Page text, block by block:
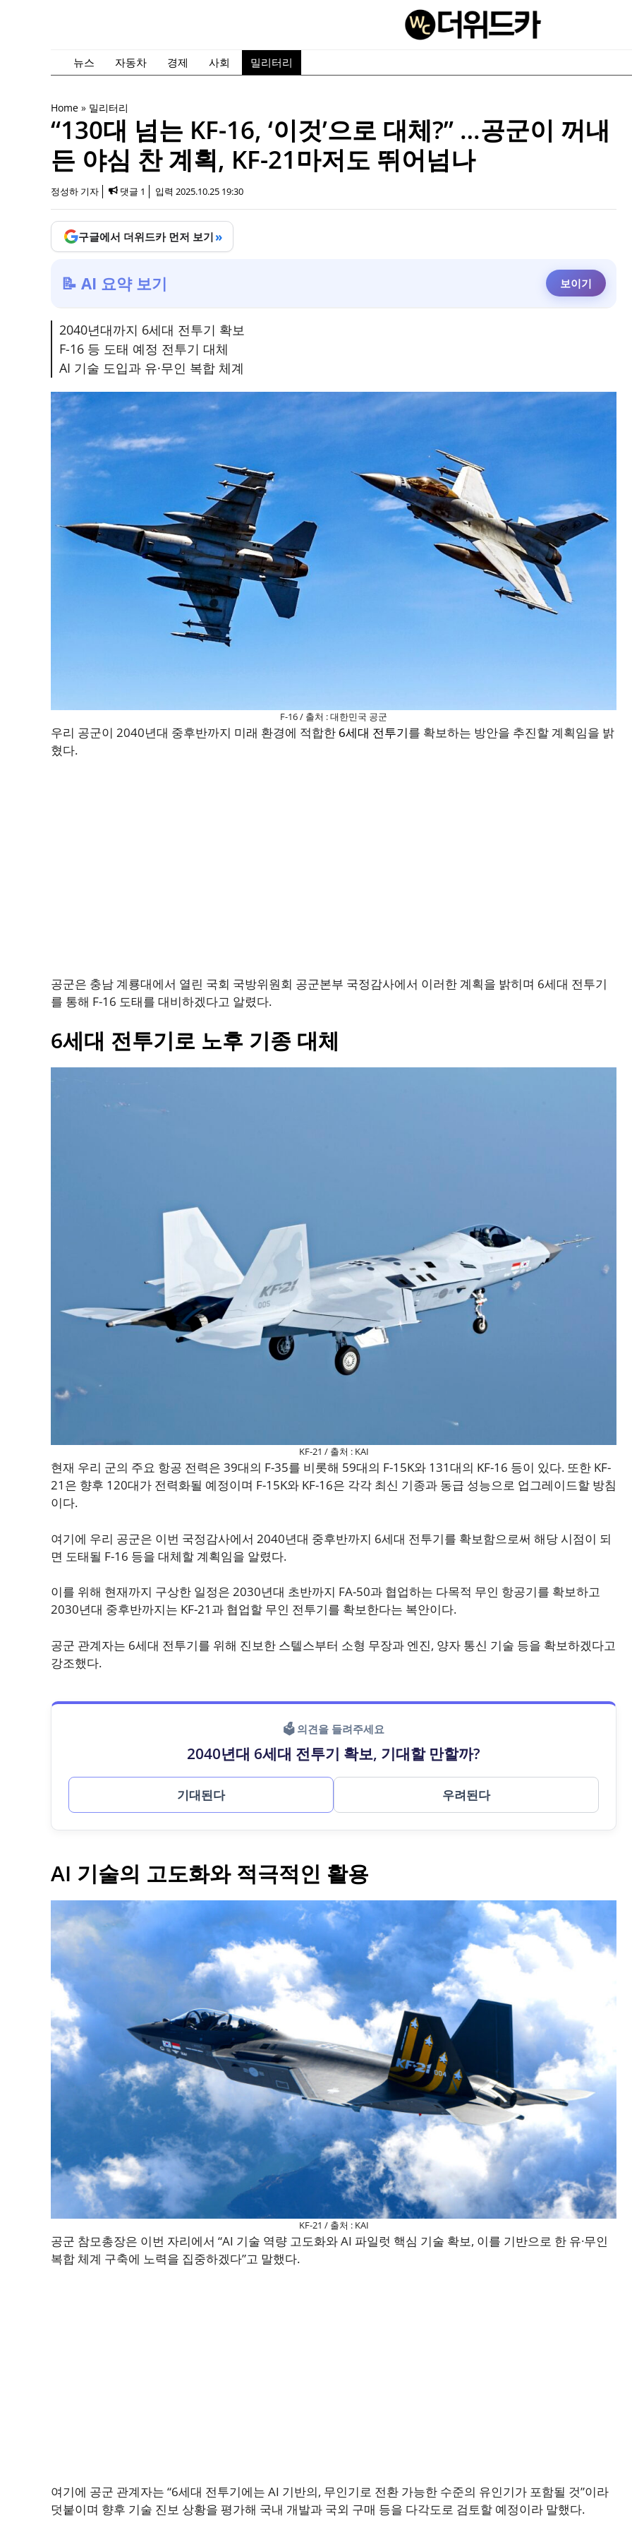
뉴스 자동차 경제 사회 밀리터리
Home » 밀리터리
“130대 넘는 KF-16, ‘이것’으로 대체?” …공군이 꺼내
든 야심 찬 계획, KF-21마저도 뛰어넘나
정성하 기자 댓글 1 입력 2025.10.25 19:30
구글에서 더위드카 먼저 보기 »
📝 AI 요약 보기 보이기
2040년대까지 6세대 전투기 확보
F-16 등 도태 예정 전투기 대체
AI 기술 도입과 유·무인 복합 체계
F-16 / 출처 : 대한민국 공군
우리 공군이 2040년대 중후반까지 미래 환경에 적합한 6세대 전투기를 확보하는 방안을 추진할 계획임을 밝
혔다.
공군은 충남 계룡대에서 열린 국회 국방위원회 공군본부 국정감사에서 이러한 계획을 밝히며 6세대 전투기
를 통해 F-16 도태를 대비하겠다고 알렸다.
6세대 전투기로 노후 기종 대체
KF-21 / 출처 : KAI
현재 우리 군의 주요 항공 전력은 39대의 F-35를 비롯해 59대의 F-15K와 131대의 KF-16 등이 있다. 또한 KF-
21은 향후 120대가 전력화될 예정이며 F-15K와 KF-16은 각각 최신 기종과 동급 성능으로 업그레이드할 방침
이다.
여기에 우리 공군은 이번 국정감사에서 2040년대 중후반까지 6세대 전투기를 확보함으로써 해당 시점이 되
면 도태될 F-16 등을 대체할 계획임을 알렸다.
이를 위해 현재까지 구상한 일정은 2030년대 초반까지 FA-50과 협업하는 다목적 무인 항공기를 확보하고
2030년대 중후반까지는 KF-21과 협업할 무인 전투기를 확보한다는 복안이다.
공군 관계자는 6세대 전투기를 위해 진보한 스텔스부터 소형 무장과 엔진, 양자 통신 기술 등을 확보하겠다고
강조했다.
🗳 의견을 들려주세요
2040년대 6세대 전투기 확보, 기대할 만할까?
기대된다 우려된다
AI 기술의 고도화와 적극적인 활용
KF-21 / 출처 : KAI
공군 참모총장은 이번 자리에서 “AI 기술 역량 고도화와 AI 파일럿 핵심 기술 확보, 이를 기반으로 한 유·무인
복합 체계 구축에 노력을 집중하겠다”고 말했다.
여기에 공군 관계자는 “6세대 전투기에는 AI 기반의, 무인기로 전환 가능한 수준의 유인기가 포함될 것”이라
덧붙이며 향후 기술 진보 상황을 평가해 국내 개발과 국외 구매 등을 다각도로 검토할 예정이라 말했다.